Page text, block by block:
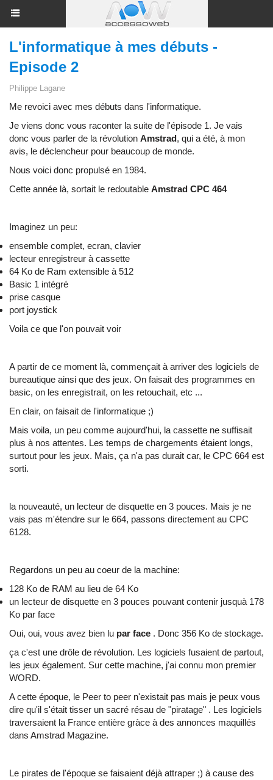
L'informatique à mes débuts -
Episode 2
Philippe Lagane
Me revoici avec mes débuts dans l'informatique.
Je viens donc vous raconter la suite de l'épisode 1. Je vais
donc vous parler de la révolution Amstrad, qui a été, à mon
avis, le déclencheur pour beaucoup de monde.
Nous voici donc propulsé en 1984.
Cette année là, sortait le redoutable Amstrad CPC 464
Imaginez un peu:
ensemble complet, ecran, clavier
lecteur enregistreur à cassette
64 Ko de Ram extensible à 512
Basic 1 intégré
prise casque
port joystick
Voila ce que l'on pouvait voir
A partir de ce moment là, commençait à arriver des logiciels de
bureautique ainsi que des jeux. On faisait des programmes en
basic, on les enregistrait, on les retouchait, etc ...
En clair, on faisait de l'informatique ;)
Mais voila, un peu comme aujourd'hui, la cassette ne suffisait
plus à nos attentes. Les temps de chargements étaient longs,
surtout pour les jeux. Mais, ça n'a pas durait car, le CPC 664 est
sorti.
la nouveauté, un lecteur de disquette en 3 pouces. Mais je ne
vais pas m'étendre sur le 664, passons directement au CPC
6128.
Regardons un peu au coeur de la machine:
128 Ko de RAM au lieu de 64 Ko
un lecteur de disquette en 3 pouces pouvant contenir jusquà 178
Ko par face
Oui, oui, vous avez bien lu par face . Donc 356 Ko de stockage.
ça c'est une drôle de révolution. Les logiciels fusaient de partout,
les jeux également. Sur cette machine, j'ai connu mon premier
WORD.
A cette époque, le Peer to peer n'existait pas mais je peux vous
dire qu'il s'était tisser un sacré résau de "piratage" . Les logiciels
traversaient la France entière gràce à des annonces maquillés
dans Amstrad Magazine.
Le pirates de l'époque se faisaient déjà attraper ;) à cause des